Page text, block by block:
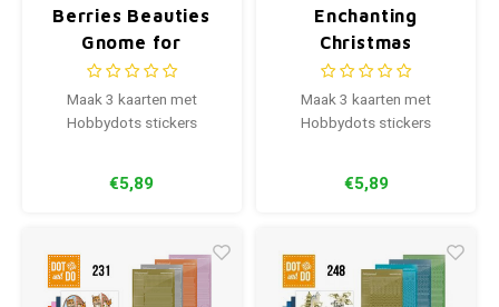
Berries Beauties
Gnome for
Christmas
Maak 3 kaarten met
Hobbydots stickers
€5,89
Enchanting
Christmas
Maak 3 kaarten met
Hobbydots stickers
€5,89